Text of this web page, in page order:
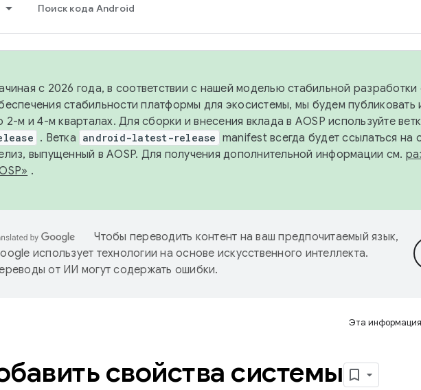
Поиск кода Android
с 2026 года, в соответствии с нашей моделью стабильной разработки
стабильности платформы для экосистемы, мы будем публиковать
2-м и 4-м кварталах. Для сборки и внесения вклада в AOSP используйте
. Ветка android-latest-release manifest всегда будет ссылаться на
выпущенный в AOSP. Для получения дополнительной информации см.
.
Чтобы переводить контент на ваш предпочитаемый язык,
использует технологии на основе искусственного интеллекта.
от ИИ могут содержать ошибки.
Эта информация
свойства системы